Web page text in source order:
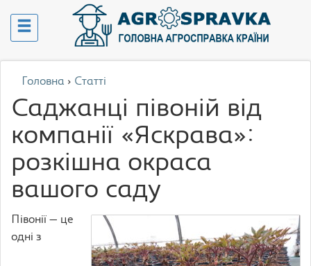
Головна › Статті
Саджанці півоній від
компанії «Яскрава»:
розкішна окраса
вашого саду
Півонії — це
одні з